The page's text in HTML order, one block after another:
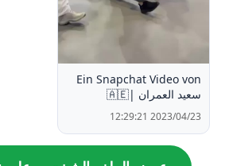
Ein Snapchat Video von
سعيد العمران |🇦🇪
2023/04/23 12:29:21